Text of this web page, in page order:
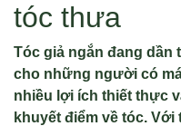
tóc thưa
Tóc giả ngắn đang dần
cho những người có
nhiều lợi ích thiết thực
khuyết điểm về tóc.